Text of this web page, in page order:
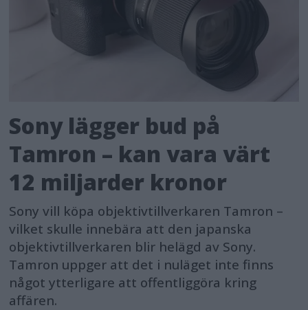
Sony lägger bud på
Tamron – kan vara värt
12 miljarder kronor
Sony vill köpa objektivtillverkaren Tamron –
vilket skulle innebära att den japanska
objektivtillverkaren blir helägd av Sony.
Tamron uppger att det i nuläget inte finns
något ytterligare att offentliggöra kring
affären.